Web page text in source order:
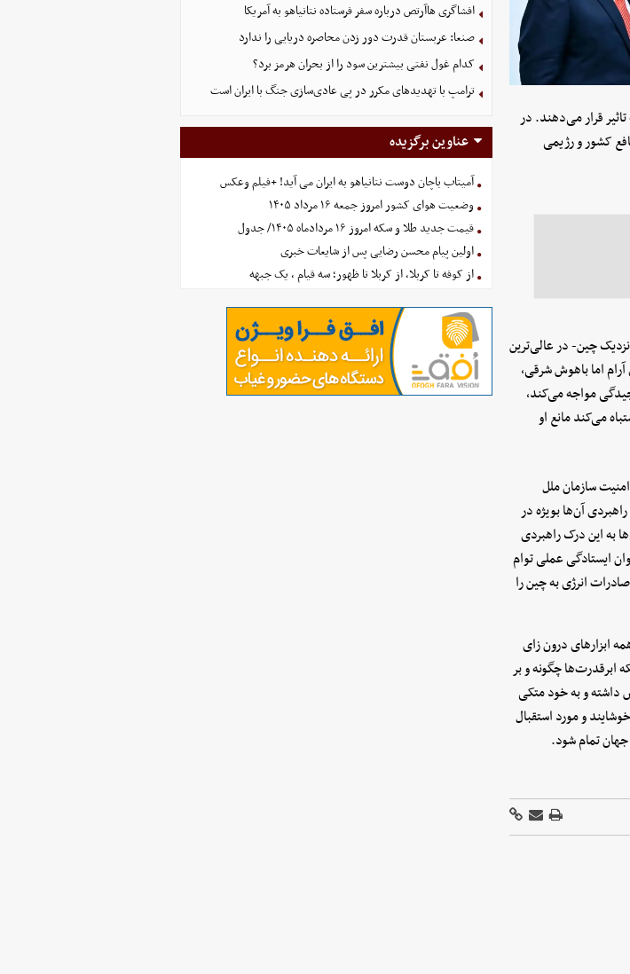
قرار می‌دهند. در
کشور و رژیمی
از شرکای نزدیک چین- در عالی‌ترین
اما باهوش شرقی،
مواجه می‌کند،
می‌کند مانع او
سازمان ملل
آن‌ها بویژه در
به این درک راهبردی
ایستادگی عملی توام
انرژی به چین را
ابزارهای درون زای
ابرقدرت‌ها چگونه و بر
داشته و به خود متکی
و مورد استقبال
تمام شود.
افشاگری هاآرتص درباره سفر فرستاده نتانیاهو به آمریکا
صنعا: عربستان قدرت دور زدن محاصره دریایی را ندارد
کدام غول نفتی بیشترین سود را از بحران هرمز برد؟
ترامپ با تهدیدهای مکرر در پی عادی‌سازی جنگ با ایران است
عناوین برگزیده
آمیتاب باچان دوست نتانیاهو به ایران می آید! +فیلم وعکس
وضعیت هوای کشور امروز جمعه ۱۶ مرداد ۱۴۰۵
قیمت جدید طلا و سکه امروز ۱۶ مردادماه ۱۴۰۵/ جدول
اولین پیام محسن رضایی پس از شایعات خبری
از کوفه تا کربلا، از کربلا تا ظهور؛ سه قیام ، یک جبهه